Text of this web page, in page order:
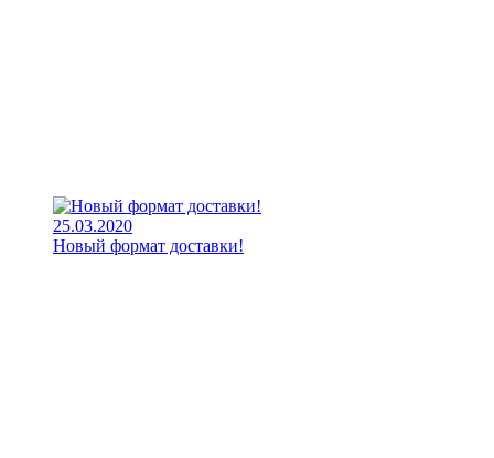
25.03.2020
Новый формат доставки!